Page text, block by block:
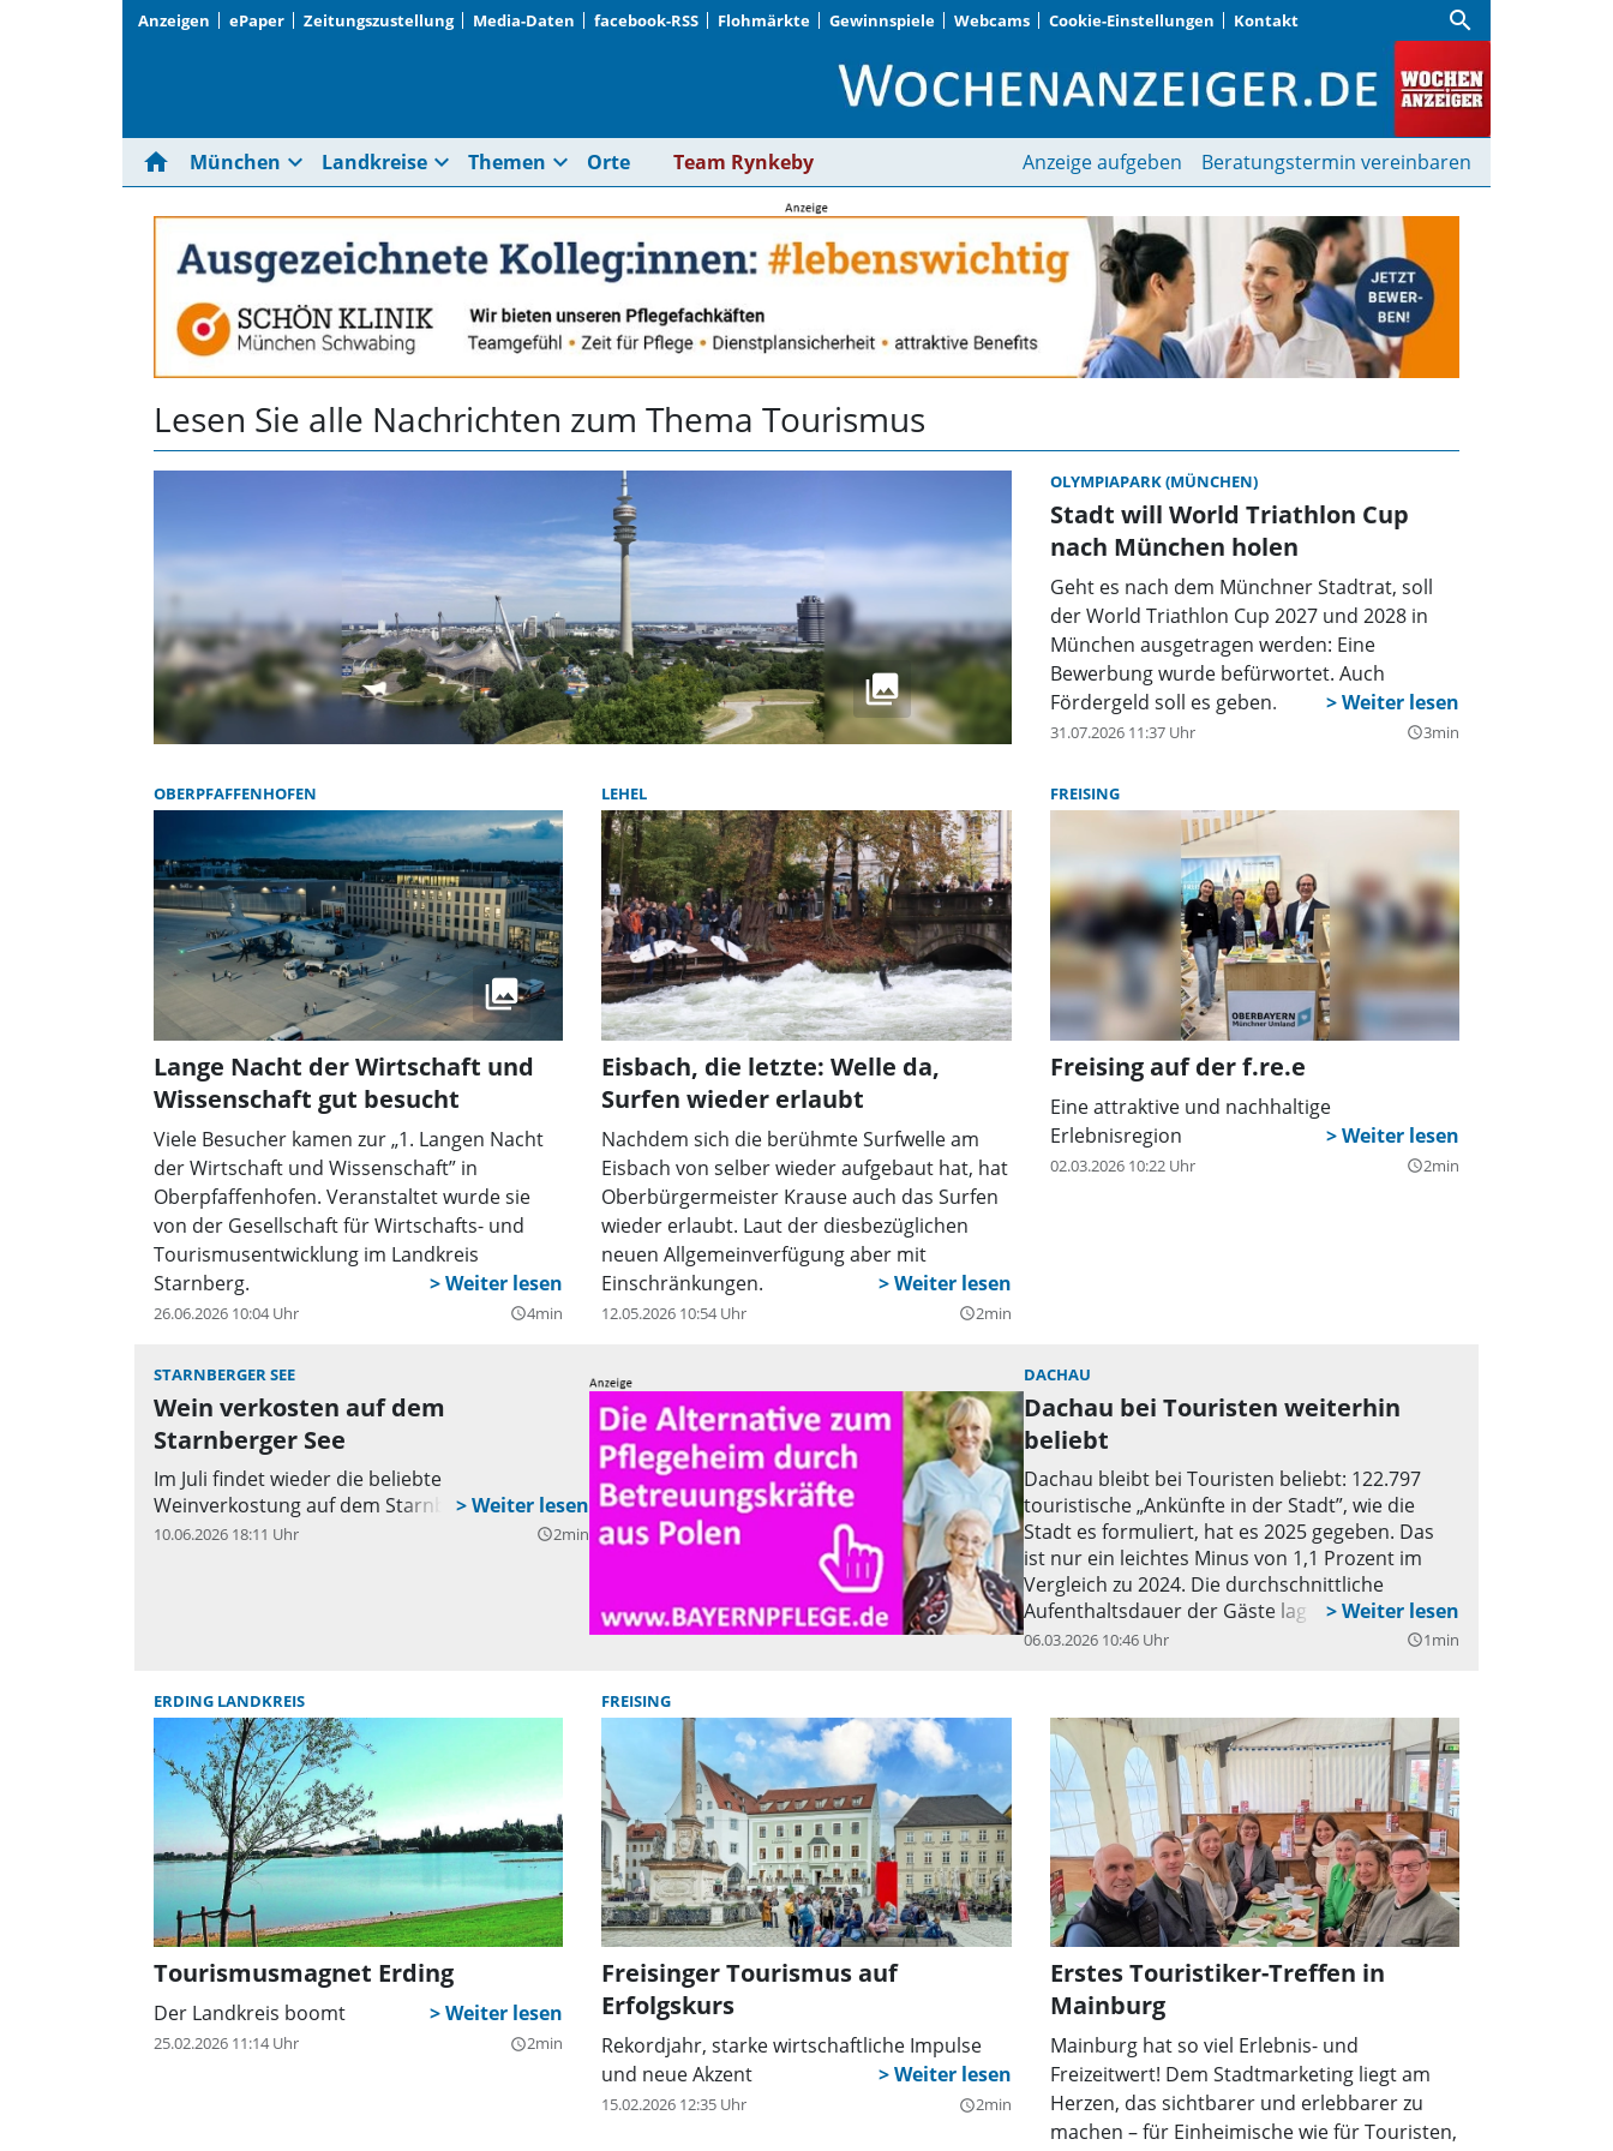
Anzeigen ePaper Zeitungszustellung Media-Daten facebook-RSS Flohmärkte Gewinnspiele Webcams Cookie-Einstellungen Kontakt search
Tourismus | Wochenanzeiger
home München expand_more Landkreise expand_more Themen expand_more Orte Team Rynkeby Anzeige aufgeben Beratungstermin vereinbaren
Lesen Sie alle Nachrichten zum Thema Tourismus
OLYMPIAPARK (MÜNCHEN)
Stadt will World Triathlon Cup
nach München holen
Geht es nach dem Münchner Stadtrat, soll
der World Triathlon Cup 2027 und 2028 in
München ausgetragen werden: Eine
Bewerbung wurde befürwortet. Auch
Fördergeld soll es geben.
31.07.2026 11:37 Uhr query_builder3min
OBERPFAFFENHOFEN
Lange Nacht der Wirtschaft und
Wissenschaft gut besucht
Viele Besucher kamen zur „1. Langen Nacht
der Wirtschaft und Wissenschaft” in
Oberpfaffenhofen. Veranstaltet wurde sie
von der Gesellschaft für Wirtschafts- und
Tourismusentwicklung im Landkreis
Starnberg.
26.06.2026 10:04 Uhr query_builder4min
LEHEL
Eisbach, die letzte: Welle da,
Surfen wieder erlaubt
Nachdem sich die berühmte Surfwelle am
Eisbach von selber wieder aufgebaut hat, hat
Oberbürgermeister Krause auch das Surfen
wieder erlaubt. Laut der diesbezüglichen
neuen Allgemeinverfügung aber mit
Einschränkungen.
12.05.2026 10:54 Uhr query_builder2min
FREISING
Freising auf der f.re.e
Eine attraktive und nachhaltige
Erlebnisregion
02.03.2026 10:22 Uhr query_builder2min
STARNBERGER SEE
Wein verkosten auf dem
Starnberger See
Im Juli findet wieder die beliebte
Weinverkostung auf dem Starnberger See statt.
10.06.2026 18:11 Uhr query_builder2min
DACHAU
Dachau bei Touristen weiterhin
beliebt
Dachau bleibt bei Touristen beliebt: 122.797
touristische „Ankünfte in der Stadt”, wie die
Stadt es formuliert, hat es 2025 gegeben. Das
ist nur ein leichtes Minus von 1,1 Prozent im
Vergleich zu 2024. Die durchschnittliche
Aufenthaltsdauer der Gäste lag bei 2,13 Tagen,
die Zahl der Übernachtungen bei 261.841. Für
der Landkreise und Städte Dachau, Ebersberg,
Erding, Freising, Fürstenfeldbruck und LK
München vermarktet sich gemeinsam. Im
vergangenen Jahr wurden hier insgesamt 6,86
Millionen Übernachtungen verzeichnet sowie
24,4 Millionen Tagesreisen.
06.03.2026 10:46 Uhr query_builder1min
ERDING LANDKREIS
Tourismusmagnet Erding
Der Landkreis boomt
25.02.2026 11:14 Uhr query_builder2min
FREISING
Freisinger Tourismus auf
Erfolgskurs
Rekordjahr, starke wirtschaftliche Impulse
und neue Akzent
15.02.2026 12:35 Uhr query_builder2min
Erstes Touristiker-Treffen in
Mainburg
Mainburg hat so viel Erlebnis- und
Freizeitwert! Dem Stadtmarketing liegt am
Herzen, das sichtbarer und erlebbarer zu
machen – für Einheimische wie für Touristen,